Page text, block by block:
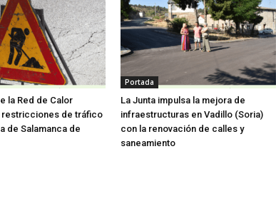
la Red de Calor
restricciones de tráfico
de Salamanca de
Portada
La Junta impulsa la mejora de
infraestructuras en Vadillo (Soria)
con la renovación de calles y
saneamiento